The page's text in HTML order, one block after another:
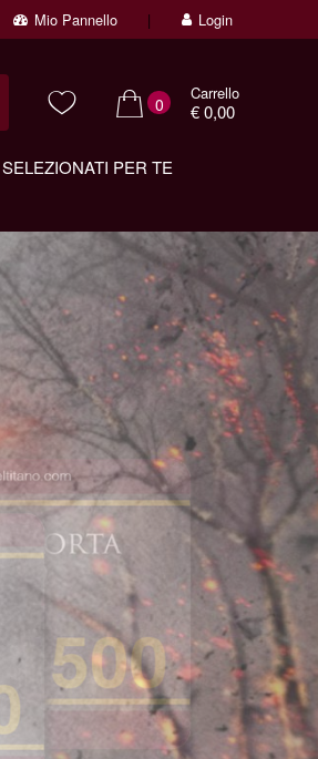
Mio Pannello Login
0
Carrello
€ 0,00
SELEZIONATI PER TE